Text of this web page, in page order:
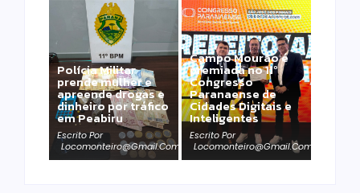
Polícia Militar
prende mulher e
apreende drogas e
dinheiro por tráfico
em Peabiru
Escrito Por
Locomonteiro@gmail.com
Campo Mourão é
premiada no 11º
Congresso
Paranaense de
Cidades Digitais e
Inteligentes
Escrito Por
Locomonteiro@gmail.com